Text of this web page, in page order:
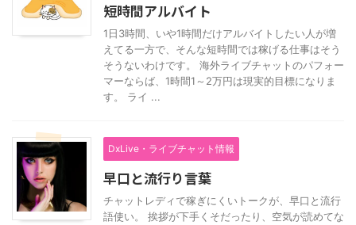
短時間アルバイト
1日3時間、いや1時間だけアルバイトしたい人が増
えてる一方で、そんな短時間では稼げる仕事はそう
そうないわけです。 海外ライブチャットのパフォー
マーならば、1時間1～2万円は現実的目標になりま
す。 ライ ...
DxLive・ライブチャット情報
早口と流行り言葉
チャットレディで稼ぎにくいトークが、早口と流行
語使い。 挨拶が下手くそだったり、空気が読めてな